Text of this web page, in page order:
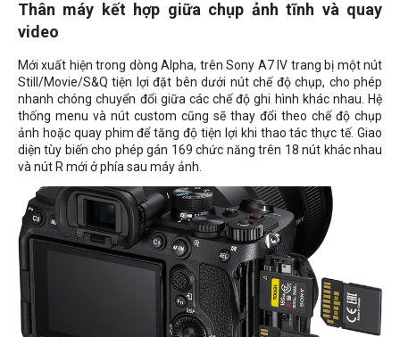
Thân máy kết hợp giữa chụp ảnh tĩnh và quay
video
Mới xuất hiện trong dòng Alpha, trên Sony A7 IV trang bị một nút
Still/Movie/S&Q tiện lợi đặt bên dưới nút chế độ chụp, cho phép
nhanh chóng chuyển đổi giữa các chế độ ghi hình khác nhau. Hệ
thống menu và nút custom cũng sẽ thay đổi theo chế độ chụp
ảnh hoặc quay phim để tăng độ tiện lợi khi thao tác thực tế. Giao
diện tùy biến cho phép gán 169 chức năng trên 18 nút khác nhau
và nút R mới ở phía sau máy ảnh.